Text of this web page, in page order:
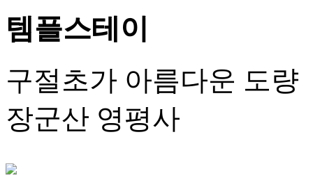
템플스테이
구절초가 아름다운 도량
장군산 영평사